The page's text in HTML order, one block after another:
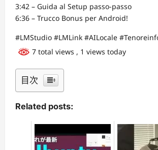
3:42 – Guida al Setup passo-passo
6:36 – Trucco Bonus per Android!
#LMStudio #LMLink #AILocale
7 total views , 1 views today
目次
Related posts: